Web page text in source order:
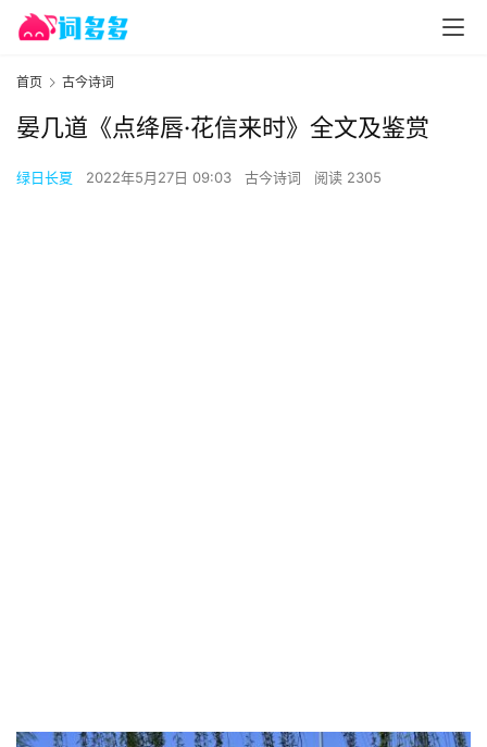
首页 古今诗词
晏几道《点绛唇·花信来时》全文及鉴赏
绿日长夏 2022年5月27日 09:03 古今诗词 阅读 2305